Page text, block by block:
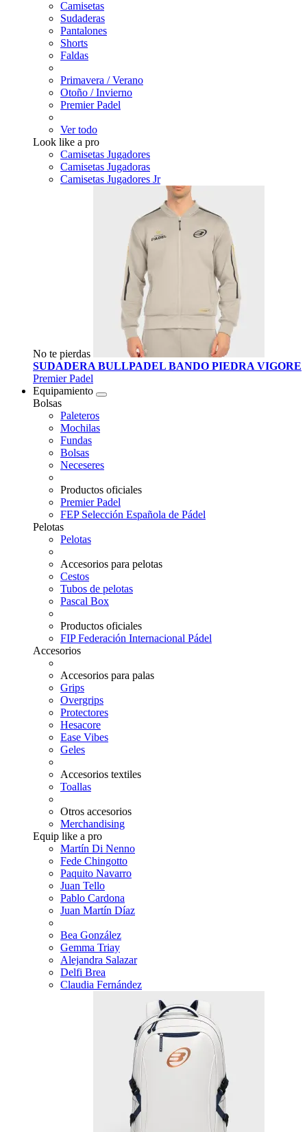
Camisetas
Sudaderas
Pantalones
Shorts
Faldas
Primavera / Verano
Otoño / Invierno
Premier Padel
Ver todo
Look like a pro
Camisetas Jugadores
Camisetas Jugadoras
Camisetas Jugadores Jr
No te pierdas
SUDADERA BULLPADEL BANDO PIEDRA VIGORE
Premier Padel
Equipamiento
Bolsas
Paleteros
Mochilas
Fundas
Bolsas
Neceseres
Productos oficiales
Premier Padel
FEP Selección Española de Pádel
Pelotas
Pelotas
Accesorios para pelotas
Cestos
Tubos de pelotas
Pascal Box
Productos oficiales
FIP Federación Internacional Pádel
Accesorios
Accesorios para palas
Grips
Overgrips
Protectores
Hesacore
Ease Vibes
Geles
Accesorios textiles
Toallas
Otros accesorios
Merchandising
Equip like a pro
Martín Di Nenno
Fede Chingotto
Paquito Navarro
Juan Tello
Pablo Cardona
Juan Martín Díaz
Bea González
Gemma Triay
Alejandra Salazar
Delfi Brea
Claudia Fernández